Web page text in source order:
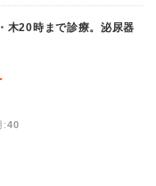
木20時まで診療。泌尿器
:40